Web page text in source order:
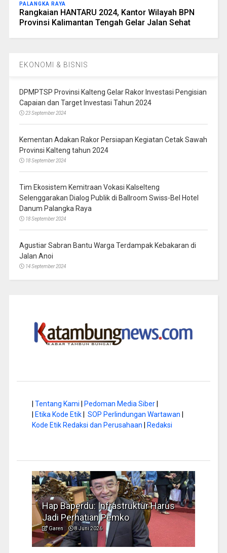
PALANGKA RAYA
Rangkaian HANTARU 2024, Kantor Wilayah BPN
Provinsi Kalimantan Tengah Gelar Jalan Sehat
EKONOMI & BISNIS
DPMPTSP Provinsi Kalteng Gelar Rakor Investasi Pengisian
Capaian dan Target Investasi Tahun 2024
23 September 2024
Kementan Adakan Rakor Persiapan Kegiatan Cetak Sawah
Provinsi Kalteng tahun 2024
18 September 2024
Tim Ekosistem Kemitraan Vokasi Kalselteng
Selenggarakan Dialog Publik di Ballroom Swiss-Bel Hotel
Danum Palangka Raya
18 September 2024
Agustiar Sabran Bantu Warga Terdampak Kebakaran di
Jalan Anoi
14 September 2024
| Tentang Kami | Pedoman Media Siber|
| Etika Kode Etik| SOP Perlindungan Wartawan |
Kode Etik Redaksi dan Perusahaan | Redaksi
Hap Baperdu: Infrastruktur Harus
Jadi Perhatian Pemko
Garen 8 Juni 2026